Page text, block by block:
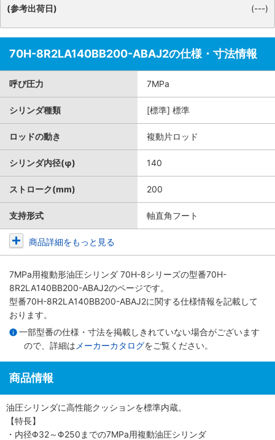
(参考出荷日)
(---)
70H-8R2LA140BB200-ABAJ2の仕様・寸法情報
呼び圧力 7MPa
シリンダ種類 [標準] 標準
ロッドの動き 複動片ロッド
シリンダ内径(φ) 140
ストローク(mm) 200
支持形式 軸直角フート
商品詳細をもっと見る
7MPa用複動形油圧シリンダ 70H-8シリーズの型番70H-
8R2LA140BB200-ABAJ2のページです。
型番70H-8R2LA140BB200-ABAJ2に関する仕様情報を記載して
おります。
一部型番の仕様・寸法を掲載しきれていない場合がございます
ので、詳細は メーカーカタログをご覧ください。
商品情報
油圧シリンダに高性能クッションを標準内蔵。
【特長】
・内径Φ32～Φ250までの7MPa用複動油圧シリンダ